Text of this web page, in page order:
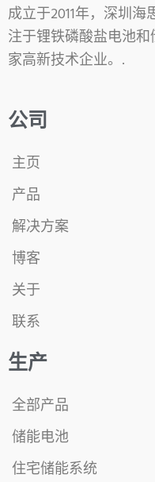
成立于2011年，深圳
注于锂铁磷酸盐电池
家高新技术企业。.
公司
主页
产品
解决方案
博客
关于
联系
生产
全部产品
储能电池
住宅储能系统